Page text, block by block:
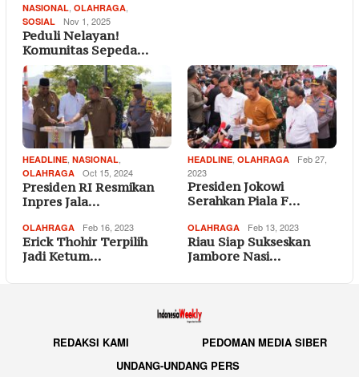
NASIONAL OLAHRAGA
SOSIAL Nov 1, 2025
Peduli Nelayan!
Komunitas Sepeda…
HEADLINE NASIONAL
OLAHRAGA Oct 15, 2024
Presiden RI Resmikan
Inpres Jala…
HEADLINE OLAHRAGA
Feb 27,
2023
Presiden Jokowi
Serahkan Piala F…
OLAHRAGA Feb 16, 2023
Erick Thohir Terpilih
Jadi Ketum…
OLAHRAGA Feb 13, 2023
Riau Siap Sukseskan
Jambore Nasi…
REDAKSI KAMI
PEDOMAN MEDIA SIBER
UNDANG-UNDANG PERS